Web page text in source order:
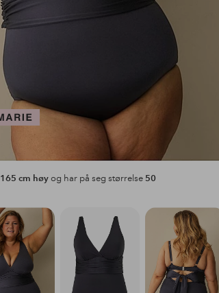
165 cm høyog har på seg størrelse50